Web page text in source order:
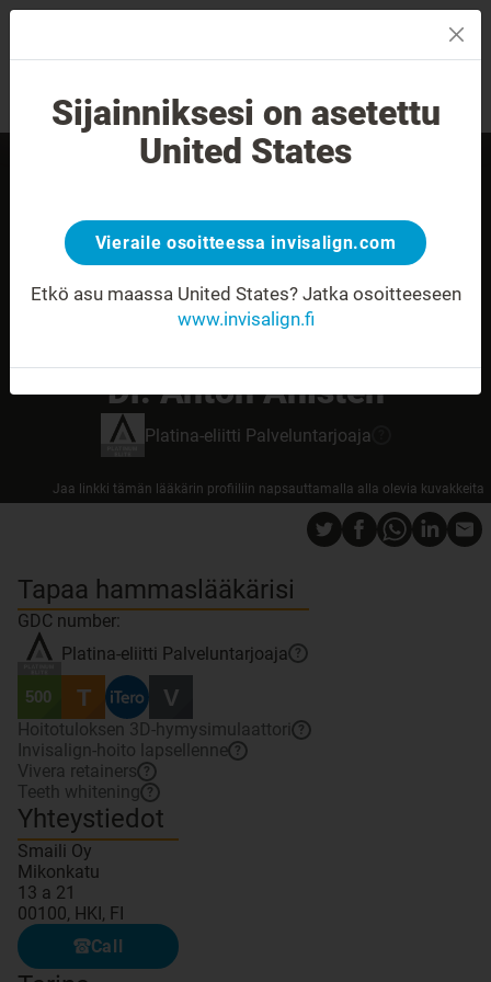
Hymyn arviointi Etsi palveluntarjoaja
Dr. Anton Ahlsten
Platina-eliitti Palveluntarjoaja
Jaa linkki tämän lääkärin profiiliin napsauttamalla alla olevia kuvakkeita
Tapaa hammaslääkärisi
GDC number:
Platina-eliitti Palveluntarjoaja ?
Hoitotuloksen 3D-hymysimulaattori ?
Invisalign-hoito lapsellenne ?
Vivera retainers ?
Teeth whitening ?
Yhteystiedot
Smaili Oy
Mikonkatu
13 a 21
00100, HKI, FI
Call
Sijainniksesi on asetettu
United States
Vieraile osoitteessa invisalign.com
Etkö asu maassa United States? Jatka osoitteeseen
www.invisalign.fi